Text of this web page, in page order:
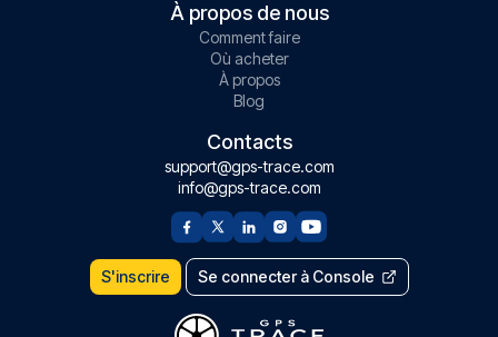
À propos de nous
Comment faire
Où acheter
À propos
Blog
Contacts
support@gps-trace.com
info@gps-trace.com
S'inscrire Se connecter à Console